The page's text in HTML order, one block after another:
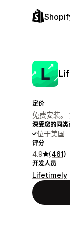
定价
免费安装。
深受您的同
位于美国
评分
4.9 (461)
开发人员
Lifetimely